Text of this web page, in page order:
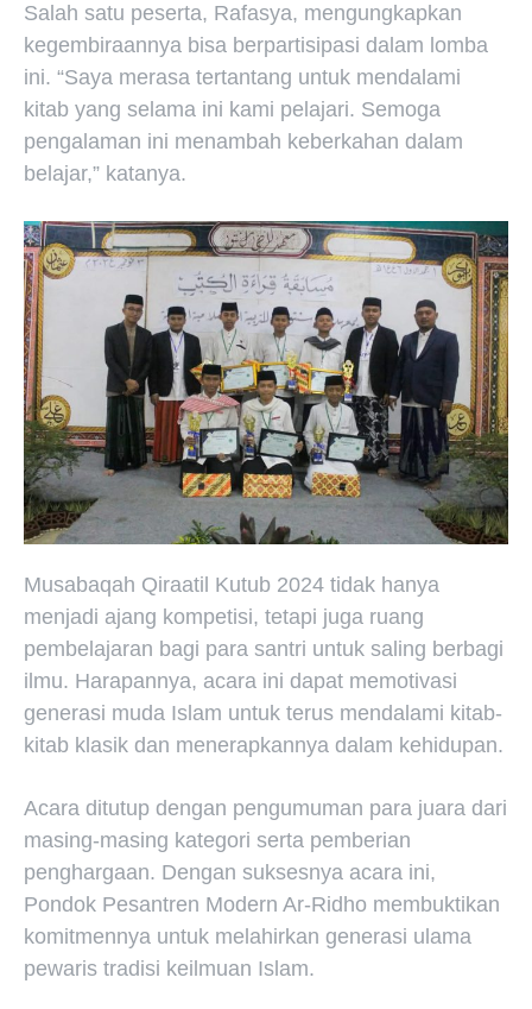
Salah satu peserta, Rafasya, mengungkapkan
kegembiraannya bisa berpartisipasi dalam lomba
ini. “Saya merasa tertantang untuk mendalami
kitab yang selama ini kami pelajari. Semoga
pengalaman ini menambah keberkahan dalam
belajar,” katanya.
Musabaqah Qiraatil Kutub 2024 tidak hanya
menjadi ajang kompetisi, tetapi juga ruang
pembelajaran bagi para santri untuk saling berbagi
ilmu. Harapannya, acara ini dapat memotivasi
generasi muda Islam untuk terus mendalami kitab-
kitab klasik dan menerapkannya dalam kehidupan.
Acara ditutup dengan pengumuman para juara dari
masing-masing kategori serta pemberian
penghargaan. Dengan suksesnya acara ini,
Pondok Pesantren Modern Ar-Ridho membuktikan
komitmennya untuk melahirkan generasi ulama
pewaris tradisi keilmuan Islam.